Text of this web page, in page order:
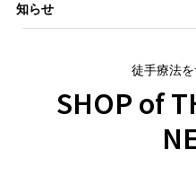
知らせ
徒手療法
SHOP of